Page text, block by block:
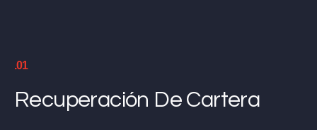
.01
Recuperación De Cartera